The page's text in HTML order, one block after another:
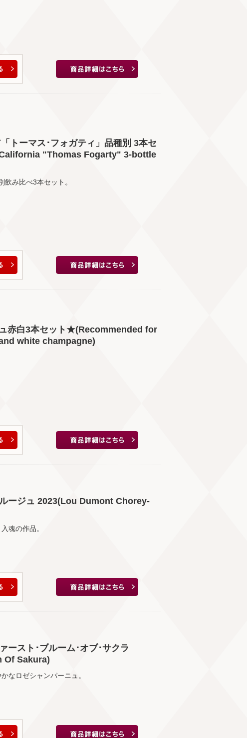
トーマス･フォガティ」品種別 3本セ
"Thomas Fogarty" 3-bottle
み比べ3本セット。
ュ赤白3本セット★(Recommended for
white champagne)
ージュ 2023(Lou Dumont Chorey-
魂の作品。
ースト･ブルーム･オブ･サクラ
Of Sakura)
なロゼシャンパーニュ。